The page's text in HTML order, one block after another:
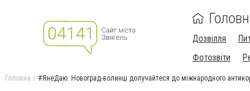
Дозвілля
Фотозвіти
Головна #ЯнеДаю: Новоград-волинці долучайтеся до міжнародного